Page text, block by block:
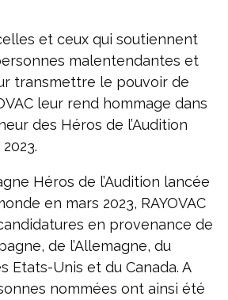
et ceux qui soutiennent
malentendantes et
transmettre le pouvoir de
leur rend hommage dans
des Héros de l’Audition
Héros de l’Audition lancée
en mars 2023, RAYOVAC
en provenance de
de l’Allemagne, du
Etats-Unis et du Canada. A
nommées ont ainsi été